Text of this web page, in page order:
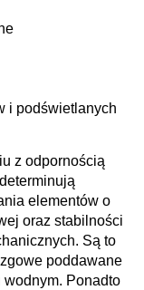
i podświetlanych
z odpornością
elementów o
oraz stabilności
Są to
poddawane
Ponadto